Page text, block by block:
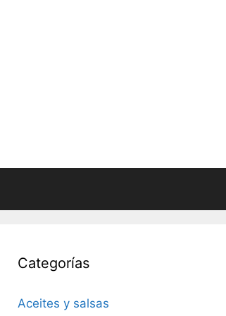
Categorías
Aceites y salsas